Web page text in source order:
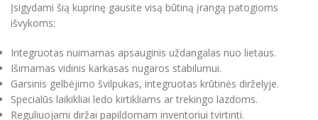
Įsigydami šią kuprinę gausite visą būtiną įrangą patogioms
išvykoms:
Integruotas nuimamas apsauginis uždangalas nuo lietaus.
Išimamas vidinis karkasas nugaros stabilumui.
Garsinis gelbėjimo švilpukas, integruotas krūtinės dirželyje.
Specialūs laikikliai ledo kirtikliams ar trekingo lazdoms.
Reguliuojami diržai papildomam inventoriui tvirtinti.